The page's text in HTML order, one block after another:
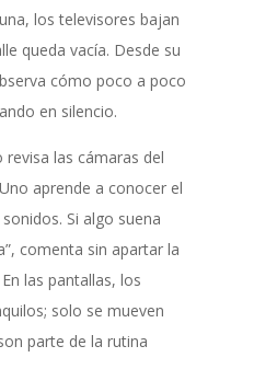
los televisores bajan
queda vacía. Desde su
cómo poco a poco
en silencio.
revisa las cámaras del
aprende a conocer el
Si algo suena
comenta sin apartar la
las pantallas, los
solo se mueven
parte de la rutina